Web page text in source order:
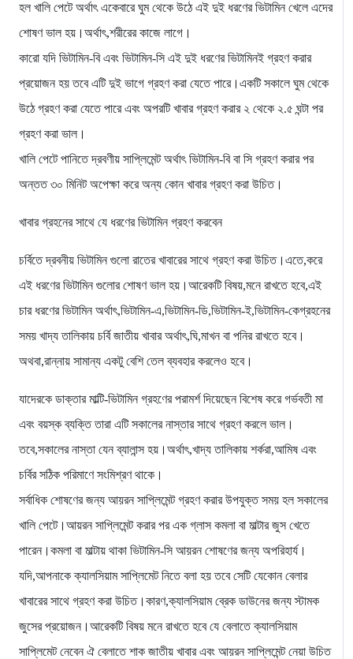
হল খালি পেটে অর্থাৎ একেবারে ঘুম থেকে উঠে এই দুই ধরণের ভিটামিন খেলে এদের
শোষণ ভাল হয়।অর্থাৎ,শরীরের কাজে লাগে।
কারো যদি ভিটামিন-বি এবং ভিটামিন-সি এই দুই ধরণের ভিটামিনই গ্রহণ করার
প্রয়োজন হয় তবে এটি দুই ভাগে গ্রহণ করা যেতে পারে।একটি সকালে ঘুম থেকে
উঠে গ্রহণ করা যেতে পারে এবং অপরটি খাবার গ্রহণ করার ২ থেকে ২.৫ ঘন্টা পর
গ্রহণ করা ভাল।
খালি পেটে পানিতে দ্রবণীয় সাপ্লিমেন্ট অর্থাৎ ভিটামিন-বি বা সি গ্রহণ করার পর
অন্তত ৩০ মিনিট অপেক্ষা করে অন্য কোন খাবার গ্রহণ করা উচিত।
খাবার গ্রহনের সাথে যে ধরণের ভিটামিন গ্রহণ করবেন
চর্বিতে দ্রবনীয় ভিটামিন গুলো রাতের খাবারের সাথে গ্রহণ করা উচিত।এতে,করে
এই ধরণের ভিটামিন গুলোর শোষণ ভাল হয়।আরেকটি বিষয়,মনে রাখতে হবে,এই
চার ধরণের ভিটামিন অর্থাৎ,ভিটামিন-এ,ভিটামিন-ডি,ভিটামিন-ই,ভিটামিন-কেগ্রহনের
সময় খাদ্য তালিকায় চর্বি জাতীয় খাবার অর্থাৎ,ঘি,মাখন বা পনির রাখতে হবে।
অথবা,রান্নায় সামান্য একটু বেশি তেল ব্যবহার করলেও হবে।
যাদেরকে ডাক্তার মাল্টি-ভিটামিন গ্রহণের পরামর্শ দিয়েছেন বিশেষ করে গর্ভবতী মা
এবং বয়স্ক ব্যক্তি তারা এটি সকালের নাস্তার সাথে গ্রহণ করলে ভাল।
তবে,সকালের নাস্তা যেন ব্যালান্স হয়।অর্থাৎ,খাদ্য তালিকায় শর্করা,আমিষ এবং
চর্বির সঠিক পরিমাণে সংমিশ্রণ থাকে।
সর্বাধিক শোষণের জন্য আয়রন সাপ্লিমেন্ট গ্রহণ করার উপযুক্ত সময় হল সকালের
খালি পেটে।আয়রন সাপ্লিমেন্ট করার পর এক গ্লাস কমলা বা মাল্টার জুস খেতে
পারেন।কমলা বা মাল্টায় থাকা ভিটামিন-সি আয়রন শোষণের জন্য অপরিহার্য।
যদি,আপনাকে ক্যালসিয়াম সাপ্লিমেট নিতে বলা হয় তবে সেটি যেকোন বেলার
খাবারের সাথে গ্রহণ করা উচিত।কারণ,ক্যালসিয়াম ব্রেক ডাউনের জন্য স্টামক
জুসের প্রয়োজন।আরেকটি বিষয় মনে রাখতে হবে যে বেলাতে ক্যালসিয়াম
সাপ্লিমেট নেবেন ঐ বেলাতে শাক জাতীয় খাবার এবং আয়রন সাপ্লিমেন্ট নেয়া উচিত